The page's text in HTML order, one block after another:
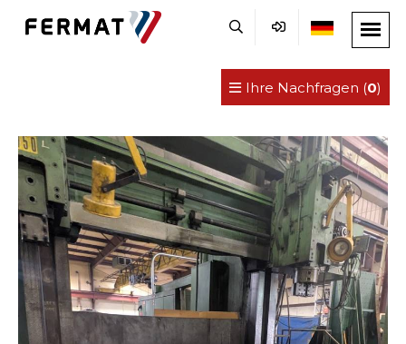
Ihre Nachfragen (0)